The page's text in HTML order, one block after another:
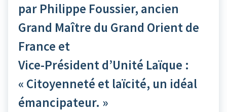
par Philippe Foussier, ancien
Grand Maître du Grand Orient de
France et
Vice-Président d’Unité Laïque :
« Citoyenneté et laïcité, un idéal
émancipateur. »